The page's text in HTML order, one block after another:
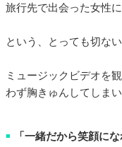
旅行先で出会った女性
という、とっても切な
ミュージックビデオを
わず胸きゅんしてしま
■ 「一緒だから笑顔に